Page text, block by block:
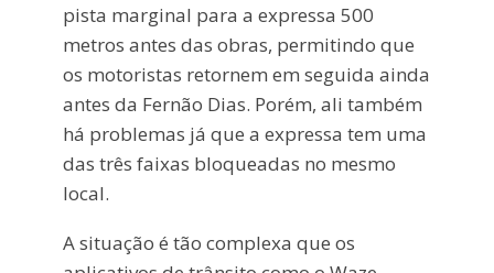
pista marginal para a expressa 500
metros antes das obras, permitindo que
os motoristas retornem em seguida ainda
antes da Fernão Dias. Porém, ali também
há problemas já que a expressa tem uma
das três faixas bloqueadas no mesmo
local.
A situação é tão complexa que os